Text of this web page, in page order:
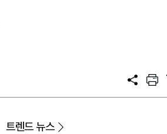
공
프
트
트렌드 뉴스